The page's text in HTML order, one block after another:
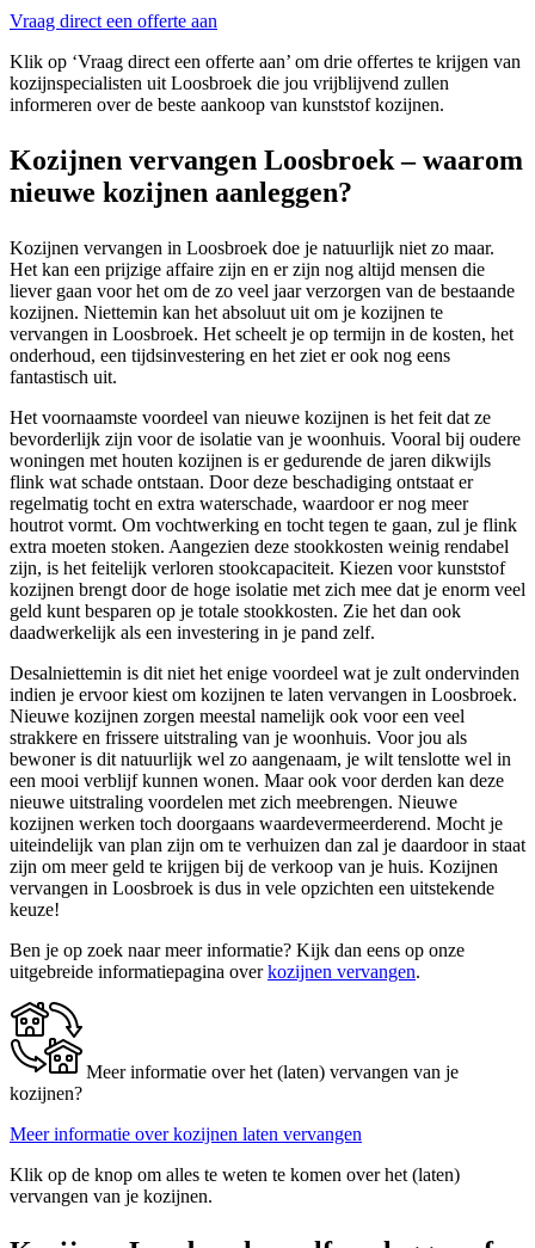
Vraag direct een offerte aan
Klik op ‘Vraag direct een offerte aan’ om drie offertes te krijgen van
kozijnspecialisten uit Loosbroek die jou vrijblijvend zullen
informeren over de beste aankoop van kunststof kozijnen.
Kozijnen vervangen Loosbroek – waarom
nieuwe kozijnen aanleggen?
Kozijnen vervangen in Loosbroek doe je natuurlijk niet zo maar.
Het kan een prijzige affaire zijn en er zijn nog altijd mensen die
liever gaan voor het om de zo veel jaar verzorgen van de bestaande
kozijnen. Niettemin kan het absoluut uit om je kozijnen te
vervangen in Loosbroek. Het scheelt je op termijn in de kosten, het
onderhoud, een tijdsinvestering en het ziet er ook nog eens
fantastisch uit.
Het voornaamste voordeel van nieuwe kozijnen is het feit dat ze
bevorderlijk zijn voor de isolatie van je woonhuis. Vooral bij oudere
woningen met houten kozijnen is er gedurende de jaren dikwijls
flink wat schade ontstaan. Door deze beschadiging ontstaat er
regelmatig tocht en extra waterschade, waardoor er nog meer
houtrot vormt. Om vochtwerking en tocht tegen te gaan, zul je flink
extra moeten stoken. Aangezien deze stookkosten weinig rendabel
zijn, is het feitelijk verloren stookcapaciteit. Kiezen voor kunststof
kozijnen brengt door de hoge isolatie met zich mee dat je enorm veel
geld kunt besparen op je totale stookkosten. Zie het dan ook
daadwerkelijk als een investering in je pand zelf.
Desalniettemin is dit niet het enige voordeel wat je zult ondervinden
indien je ervoor kiest om kozijnen te laten vervangen in Loosbroek.
Nieuwe kozijnen zorgen meestal namelijk ook voor een veel
strakkere en frissere uitstraling van je woonhuis. Voor jou als
bewoner is dit natuurlijk wel zo aangenaam, je wilt tenslotte wel in
een mooi verblijf kunnen wonen. Maar ook voor derden kan deze
nieuwe uitstraling voordelen met zich meebrengen. Nieuwe
kozijnen werken toch doorgaans waardevermeerderend. Mocht je
uiteindelijk van plan zijn om te verhuizen dan zal je daardoor in staat
zijn om meer geld te krijgen bij de verkoop van je huis. Kozijnen
vervangen in Loosbroek is dus in vele opzichten een uitstekende
keuze!
Ben je op zoek naar meer informatie? Kijk dan eens op onze
uitgebreide informatiepagina overkozijnen vervangen.
Meer informatie over het (laten) vervangen van je
kozijnen?
Meer informatie over kozijnen laten vervangen
Klik op de knop om alles te weten te komen over het (laten)
vervangen van je kozijnen.